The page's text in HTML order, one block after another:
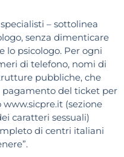
– sottolinea
senza dimenticare
lo psicologo. Per ogni
di telefono, nomi di
pubbliche, che
del ticket per
(sezione
caratteri sessuali)
di centri italiani